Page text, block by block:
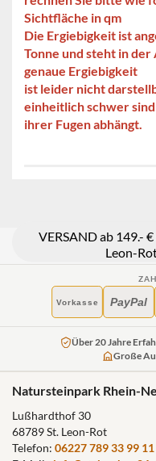
Sichtfläche in qm
Die Ergiebigkeit ist
Tonne und steht in
genaue Ergiebigkeit
ist leider nicht
einheitlich schwer
ihrer Fugen abhängt.
VERSAND ab 149.-
Leon-
Vorkasse PayPal
Über 20 Jahre
Große
Natursteinpark Rhein-
Lußhardthof 30
68789 St. Leon-Rot
Telefon: 06227 789 33 99 11